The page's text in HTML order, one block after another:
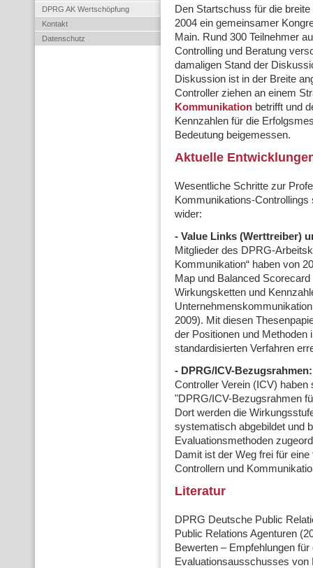
DPRG AK Wertschöpfung
Kontakt
Datenschutz
Den Startschuss für die
2004 ein gemeinsamer
Main. Rund 300 Teilnehmer
Controlling und Beratung
damaligen Stand der
Diskussion ist in der Breite
Controller ziehen an einem
Kommunikation betrifft und
Kennzahlen für die
Bedeutung beigemessen.
Aktuelle
Wesentliche Schritte zur
Kommunikations-Controllings
wider:
- Value Links (Werttreiber)
Mitglieder des DPRG-
Kommunikation“ haben von
Map und Balanced
Wirkungsketten und
2009). Mit diesen
der Positionen und Methoden
standardisierten Verfahren
- DPRG/ICV-Bezugsrahmen:
Controller Verein (ICV)
"DPRG/ICV-Bezugsrahmen
Dort werden die
systematisch abgebildet und
Evaluationsmethoden
Damit ist der Weg frei für
Controllern und
Literatur
DPRG Deutsche Public
Public Relations Agenturen
Bewerten – Empfehlungen
Evaluationsausschusses